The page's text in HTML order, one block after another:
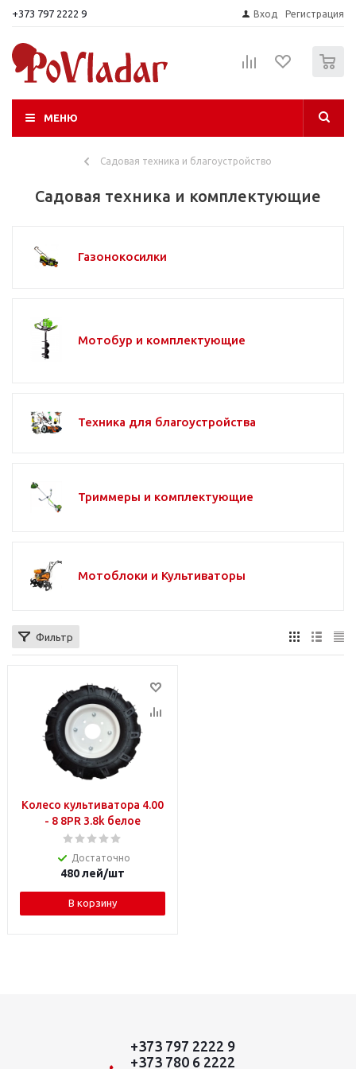
+373 797 2222 9 Вход Регистрация
МЕНЮ
Садовая техника и благоустройство
Садовая техника и комплектующие
Газонокосилки
Мотобур и комплектующие
Техника для благоустройства
Триммеры и комплектующие
Мотоблоки и Культиваторы
Фильтр
Колесо культиватора 4.00
- 8 8PR 3.8k белое
Достаточно
480лей/шт
В корзину
+373 797 2222 9
+373 780 6 2222